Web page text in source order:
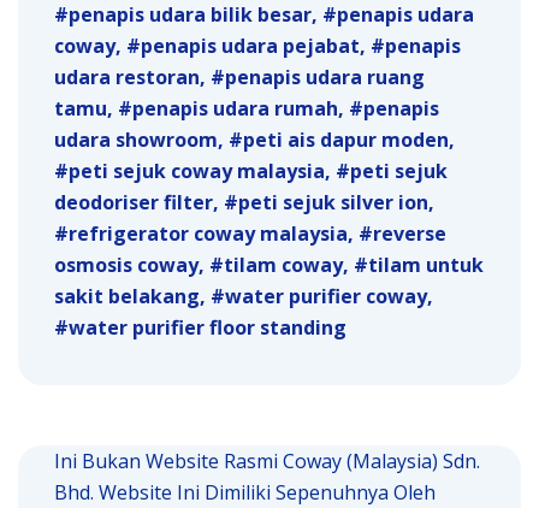
penapis udara bilik besar
penapis udara
coway
penapis udara pejabat
penapis
udara restoran
penapis udara ruang
tamu
penapis udara rumah
penapis
udara showroom
peti ais dapur moden
peti sejuk coway malaysia
peti sejuk
deodoriser filter
peti sejuk silver ion
refrigerator coway malaysia
reverse
osmosis coway
tilam coway
tilam untuk
sakit belakang
water purifier coway
water purifier floor standing
Ini Bukan Website Rasmi Coway (Malaysia) Sdn.
Bhd. Website Ini Dimiliki Sepenuhnya Oleh